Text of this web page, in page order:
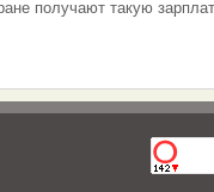
получают такую